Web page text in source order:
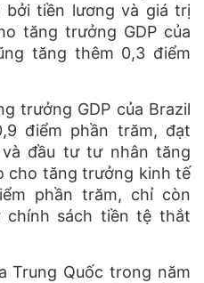
tiền lương và giá trị
tăng trưởng GDP của
tăng thêm 0,3 điểm
trưởng GDP của Brazil
điểm phần trăm, đạt
đầu tư tư nhân tăng
cho tăng trưởng kinh tế
phần trăm, chỉ còn
chính sách tiền tệ thắt
Trung Quốc trong năm